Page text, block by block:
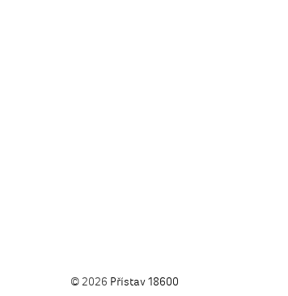
© 2026 Přístav 18600